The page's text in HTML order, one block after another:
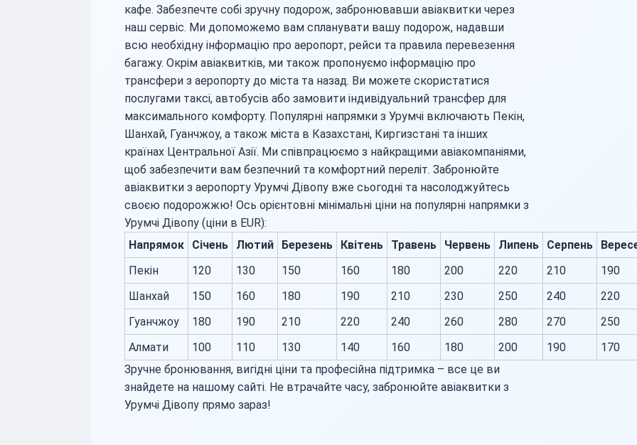
кафе. Забезпечте собі зручну подорож, забронювавши авіаквитки через
наш сервіс. Ми допоможемо вам спланувати вашу подорож, надавши
всю необхідну інформацію про аеропорт, рейси та правила перевезення
багажу. Окрім авіаквитків, ми також пропонуємо інформацію про
трансфери з аеропорту до міста та назад. Ви можете скористатися
послугами таксі, автобусів або замовити індивідуальний трансфер для
максимального комфорту. Популярні напрямки з Урумчі включають Пекін,
Шанхай, Гуанчжоу, а також міста в Казахстані, Киргизстані та інших
країнах Центральної Азії. Ми співпрацюємо з найкращими авіакомпаніями,
щоб забезпечити вам безпечний та комфортний переліт. Забронюйте
авіаквитки з аеропорту Урумчі Дівопу вже сьогодні та насолоджуйтесь
своєю подорожжю! Ось орієнтовні мінімальні ціни на популярні напрямки з
Урумчі Дівопу (ціни в EUR):
Напрямок
Січень Лютий Березень Квітень Травень Червень Липень Серпень
Пекін
120 130 150 160 180 200 220 210
190
Шанхай
150 160 180 190 210 230 250 240
220
Гуанчжоу
180 190 210 220 240 260 280 270
250
Алмати
100 110 130 140 160 180 200 190
170
Зручне бронювання, вигідні ціни та професійна підтримка – все це ви
знайдете на нашому сайті. Не втрачайте часу, забронюйте авіаквитки з
Урумчі Дівопу прямо зараз!